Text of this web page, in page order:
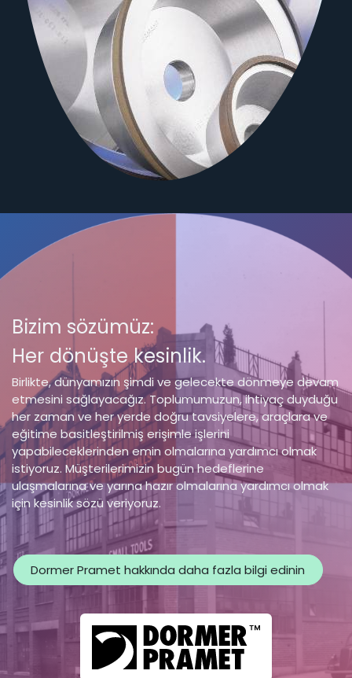
Bizim sözümüz:
Her dönüşte kesinlik.
Birlikte, dünyamızın şimdi ve gelecekte dönmeye devam
etmesini sağlayacağız. Toplumumuzun, ihtiyaç duyduğu
her zaman ve her yerde doğru tavsiyelere, araçlara ve
eğitime basitleştirilmiş erişimle işlerini
yapabileceklerinden emin olmalarına yardımcı olmak
istiyoruz. Müşterilerimizin bugün hedeflerine
ulaşmalarına ve yarına hazır olmalarına yardımcı olmak
için kesinlik sözü veriyoruz.
Dormer Pramet hakkında daha fazla bilgi edinin